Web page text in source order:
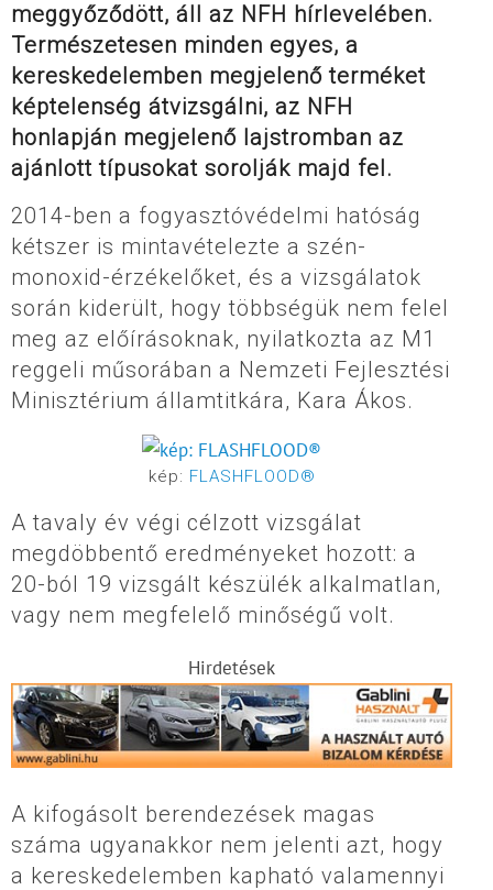
meggyőződött, áll az NFH hírlevelében.
Természetesen minden egyes, a
kereskedelemben megjelenő terméket
képtelenség átvizsgálni, az NFH
honlapján megjelenő lajstromban az
ajánlott típusokat sorolják majd fel.
2014-ben a fogyasztóvédelmi hatóság
kétszer is mintavételezte a szén-
monoxid-érzékelőket, és a vizsgálatok
során kiderült, hogy többségük nem felel
meg az előírásoknak, nyilatkozta az M1
reggeli műsorában a Nemzeti Fejlesztési
Minisztérium államtitkára, Kara Ákos.
kép: FLASHFLOOD®
A tavaly év végi célzott vizsgálat
megdöbbentő eredményeket hozott: a
20-ból 19 vizsgált készülék alkalmatlan,
vagy nem megfelelő minőségű volt.
Hirdetések
A kifogásolt berendezések magas
száma ugyanakkor nem jelenti azt, hogy
a kereskedelemben kapható valamennyi